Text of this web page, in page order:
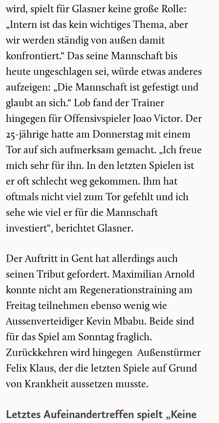
wird, spielt für Glasner keine große Rolle:
„Intern ist das kein wichtiges Thema, aber
wir werden ständig von außen damit
konfrontiert.“ Das seine Mannschaft bis
heute ungeschlagen sei, würde etwas anderes
aufzeigen: „Die Mannschaft ist gefestigt und
glaubt an sich.“ Lob fand der Trainer
hingegen für Offensivspieler Joao Victor. Der
25-jährige hatte am Donnerstag mit einem
Tor auf sich aufmerksam gemacht. „Ich freue
mich sehr für ihn. In den letzten Spielen ist
er oft schlecht weg gekommen. Ihm hat
oftmals nicht viel zum Tor gefehlt und ich
sehe wie viel er für die Mannschaft
investiert“, berichtet Glasner.
Der Auftritt in Gent hat allerdings auch
seinen Tribut gefordert. Maximilian Arnold
konnte nicht am Regenerationstraining am
Freitag teilnehmen ebenso wenig wie
Aussenverteidiger Kevin Mbabu. Beide sind
für das Spiel am Sonntag fraglich.
Zurückkehren wird hingegen Außenstürmer
Felix Klaus, der die letzten Spiele auf Grund
von Krankheit aussetzen musste.
Letztes Aufeinandertreffen spielt „Keine